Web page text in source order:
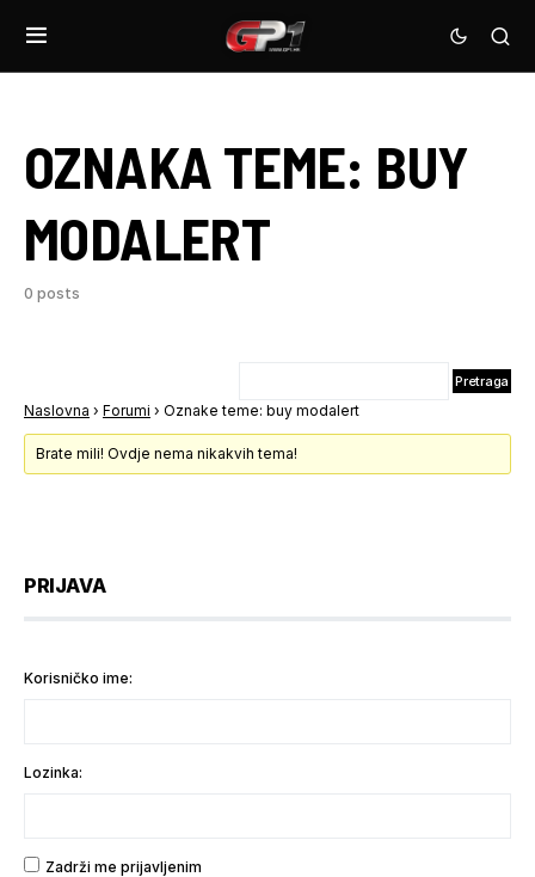
OZNAKA TEME: BUY
MODALERT
0 posts
Naslovna › Forumi › Oznake teme: buy modalert
Brate mili! Ovdje nema nikakvih tema!
PRIJAVA
Korisničko ime:
Lozinka:
Zadrži me prijavljenim